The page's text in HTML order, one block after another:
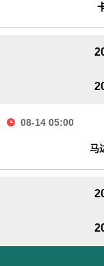
08-14 05:00
马